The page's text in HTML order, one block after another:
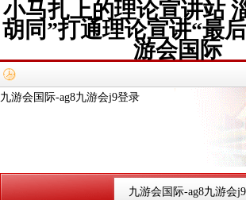
小马扎上的理论宣讲站
胡同”打通理论宣讲“最
游会国际
九游会国际-ag8九游会j9登录
九游会国际-ag8九游会